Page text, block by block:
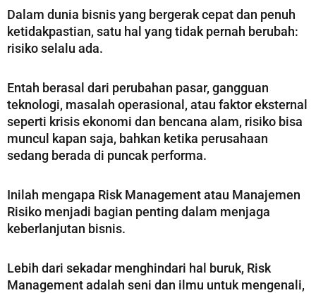
Dalam dunia bisnis yang bergerak cepat dan penuh
ketidakpastian, satu hal yang tidak pernah berubah:
risiko selalu ada.
Entah berasal dari perubahan pasar, gangguan
teknologi, masalah operasional, atau faktor eksternal
seperti krisis ekonomi dan bencana alam, risiko bisa
muncul kapan saja, bahkan ketika perusahaan
sedang berada di puncak performa.
Inilah mengapa Risk Management atau Manajemen
Risiko menjadi bagian penting dalam menjaga
keberlanjutan bisnis.
Lebih dari sekadar menghindari hal buruk, Risk
Management adalah seni dan ilmu untuk mengenali,